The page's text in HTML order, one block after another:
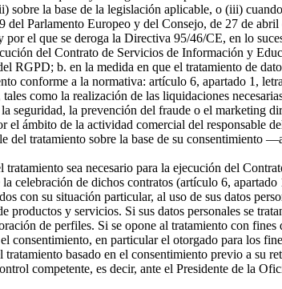
sobre la base de la legislación aplicable, o (iii)
Parlamento Europeo y del Consejo, de 27 de
por el que se deroga la Directiva 95/46/CE, en lo
del Contrato de Servicios de Información y
RGPD; b. en la medida en que el tratamiento de
conforme a la normativa: artículo 6, apartado 1,
como la realización de las liquidaciones
seguridad, la prevención del fraude o el marketing
el ámbito de la actividad comercial del responsable
del tratamiento sobre la base de su consentimiento
sea necesario para la ejecución del
celebración de dichos contratos (artículo 6,
con su situación particular, al uso de sus datos
y servicios. Si sus datos personales se
de perfiles. Si se opone al tratamiento con
consentimiento, en particular el otorgado para los
basado en el consentimiento previo a su
competente, es decir, ante el Presidente de la